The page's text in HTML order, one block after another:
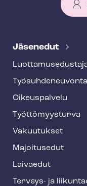
e
f
o
o
t
e
Jäsenedut
Työ­suh­de­neu­von­ta
Oikeuspalvelu
Työt­tö­myys­tur­va
Vakuutukset
Majoitusedut
Laivaedut
Terveys- ja